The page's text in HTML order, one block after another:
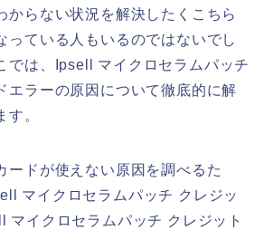
からない状況を解決したくこちら
っている人もいるのではないでし
では、Ipsell マイクロセラムパッチ
エラーの原因について徹底的に解
す。
ードが使えない原因を調べるた
マイクロセラムパッチ クレジッ
マイクロセラムパッチ クレジット